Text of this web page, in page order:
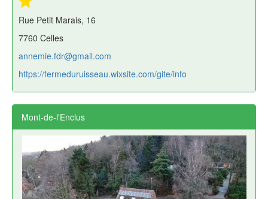
Rue Petit Marais, 16
7760 Celles
annemie.fdr@gmail.com
https://fermeduruisseau.wixsite.com/gite/info
Mont-de-l'Enclus